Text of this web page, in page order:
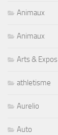
Animaux
Animaux
Arts & Expos
athletisme
Aurelio
Auto